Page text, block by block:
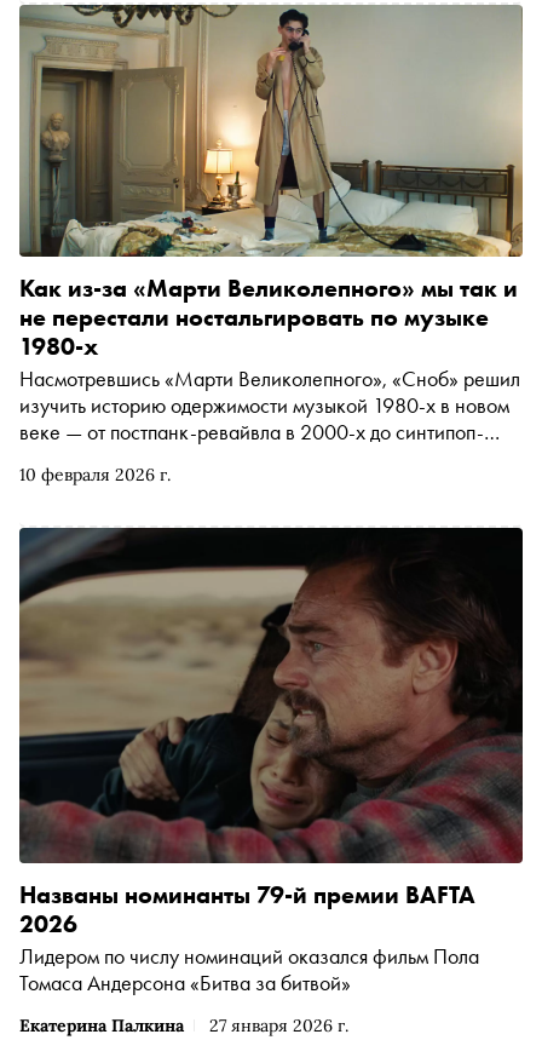
фаворитов грядущего «Оскара», фильм «Марти
Великолепный». Разбираемся, почему работа
художника-постановщика Джека Фиска, которая на
первый взгляд кажется совершенно незаметной, — это
высший пилотаж
10 февраля 2026 г.
Как из-за «Марти Великолепного» мы так и
не перестали ностальгировать по музыке
1980-х
Насмотревшись «Марти Великолепного», «Сноб» решил
изучить историю одержимости музыкой 1980-х в новом
веке — от постпанк-ревайвла в 2000-х до синтипоп-
неубиваемые «Очень странные дела»
Екатерина Палкина 27 января 2026 г.
Названы номинанты 79-й премии BAFTA
2026
Лидером по числу номинаций оказался фильм Пола
Томаса Андерсона «Битва за битвой»